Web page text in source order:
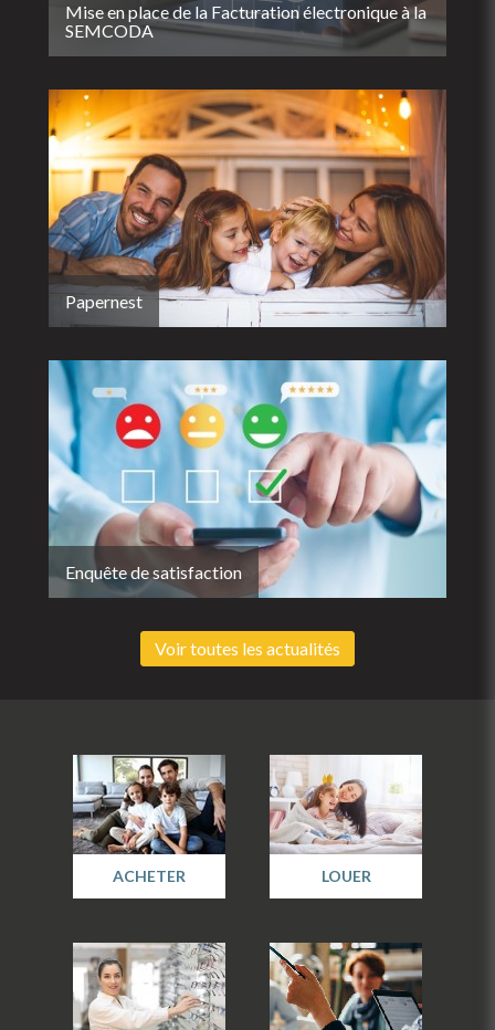
Mise en place de la Facturation électronique à la
SEMCODA
Papernest
Enquête de satisfaction
Voir toutes les actualités
ACHETER LOUER